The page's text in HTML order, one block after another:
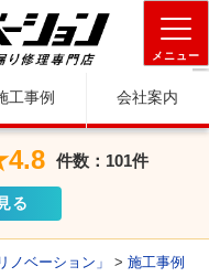
メニュー
工事例 会社案内
件数：101件
る
ベーション」 > 施工事例